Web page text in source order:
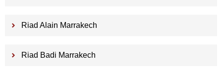
Riad Alain Marrakech
Riad Badi Marrakech